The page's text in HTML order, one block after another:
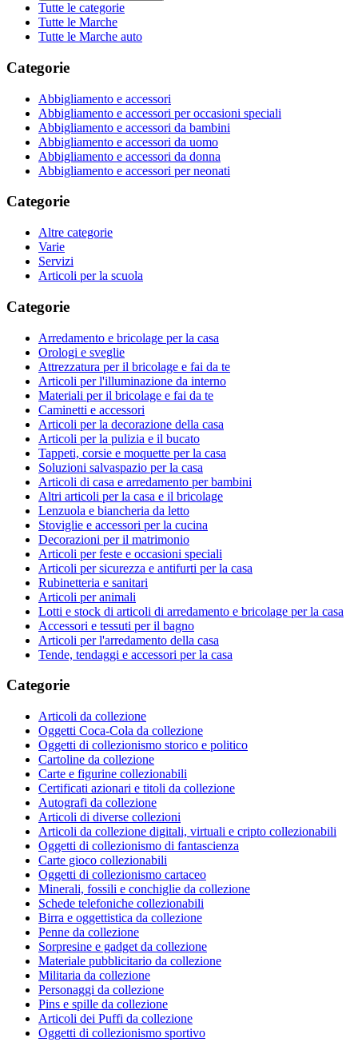
Tutte le categorie
Tutte le Marche
Tutte le Marche auto
Categorie
Abbigliamento e accessori
Abbigliamento e accessori per occasioni speciali
Abbigliamento e accessori da bambini
Abbigliamento e accessori da uomo
Abbigliamento e accessori da donna
Abbigliamento e accessori per neonati
Categorie
Altre categorie
Varie
Servizi
Articoli per la scuola
Categorie
Arredamento e bricolage per la casa
Orologi e sveglie
Attrezzatura per il bricolage e fai da te
Articoli per l'illuminazione da interno
Materiali per il bricolage e fai da te
Caminetti e accessori
Articoli per la decorazione della casa
Articoli per la pulizia e il bucato
Tappeti, corsie e moquette per la casa
Soluzioni salvaspazio per la casa
Articoli di casa e arredamento per bambini
Altri articoli per la casa e il bricolage
Lenzuola e biancheria da letto
Stoviglie e accessori per la cucina
Decorazioni per il matrimonio
Articoli per feste e occasioni speciali
Articoli per sicurezza e antifurti per la casa
Rubinetteria e sanitari
Articoli per animali
Lotti e stock di articoli di arredamento e bricolage per la casa
Accessori e tessuti per il bagno
Articoli per l'arredamento della casa
Tende, tendaggi e accessori per la casa
Categorie
Articoli da collezione
Oggetti Coca-Cola da collezione
Oggetti di collezionismo storico e politico
Cartoline da collezione
Carte e figurine collezionabili
Certificati azionari e titoli da collezione
Autografi da collezione
Articoli di diverse collezioni
Articoli da collezione digitali, virtuali e cripto collezionabili
Oggetti di collezionismo di fantascienza
Carte gioco collezionabili
Oggetti di collezionismo cartaceo
Minerali, fossili e conchiglie da collezione
Schede telefoniche collezionabili
Birra e oggettistica da collezione
Penne da collezione
Sorpresine e gadget da collezione
Materiale pubblicitario da collezione
Militaria da collezione
Personaggi da collezione
Pins e spille da collezione
Articoli dei Puffi da collezione
Oggetti di collezionismo sportivo